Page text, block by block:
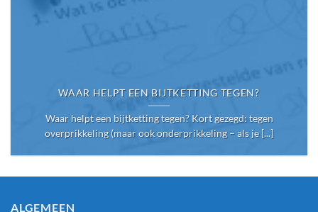
WAAR HELPT EEN BIJTKETTING TEGEN?
Waar helpt een bijtketting tegen? Kort gezegd: tegen
overprikkeling (maar ook onderprikkeling – als je [...]
ALGEMEEN